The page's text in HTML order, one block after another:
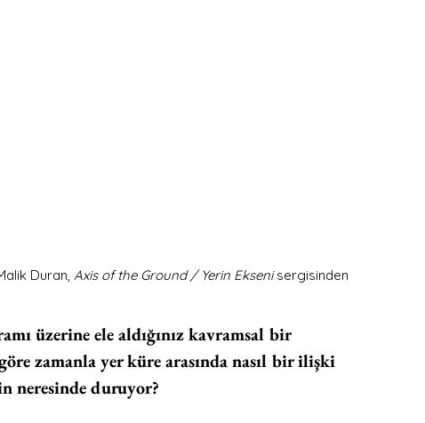
Duran, Axis of the Ground / Yerin Ekseni sergisinden
üzerine ele aldığınız kavramsal bir
zamanla yer küre arasında nasıl bir ilişki
neresinde duruyor?